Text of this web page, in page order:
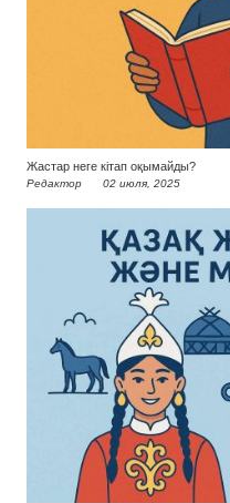
Жастар неге кітап оқымайды?
Редактор 02 июля, 2025